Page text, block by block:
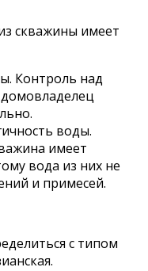
скважины имеет
Контроль над
воды.
имеет
вода из них не
и примесей.
с типом